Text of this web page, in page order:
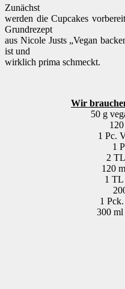
Zunächst
werden die Cupcakes
Grundrezept
aus Nicole Justs „Vegan
ist und
wirklich prima schmeckt.
Wir
50 g
1 Pc.
1
2
120
1 TL
1
300 ml